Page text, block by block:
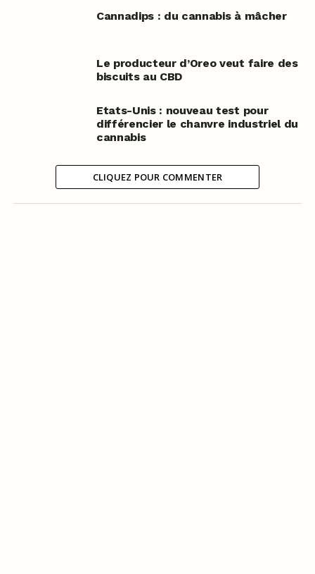
Cannadips : du cannabis à mâcher
Le producteur d’Oreo veut faire des
biscuits au CBD
Etats-Unis : nouveau test pour
différencier le chanvre industriel du
cannabis
CLIQUEZ POUR COMMENTER